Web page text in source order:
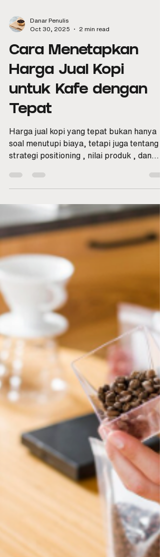
Danar Penulis
Oct 30, 2025
2 min read
Cara Menetapkan
Harga Jual Kopi
untuk Kafe dengan
Tepat
Harga jual kopi yang tepat bukan hanya
soal menutupi biaya, tetapi juga tentang
strategi positioning , nilai produk , dan
persepsi pelanggan . Terlalu mahal →
pelanggan lari Terlalu murah → bisnis
untung Itulah mengapa pemilik kafe wajib
memahami cara menghitung harga dan
menerapkan strategi pricing yang sesuai
dengan target pasar. Komponen Utama
Pembentuk Harga Jual Kopi 🎯
memastikan semua biaya tertutup + ada
margin keuntungan sehat Komponen
utama: COGS (C